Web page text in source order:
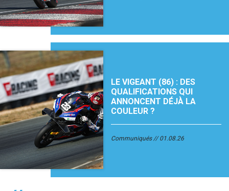
LE VIGEANT (86) : DES
QUALIFICATIONS QUI
ANNONCENT DÉJÀ LA
COULEUR ?
Communiqués 01.08.26